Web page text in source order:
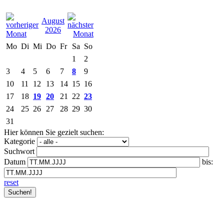
August
2026
Mo Di Mi Do Fr Sa So
1
2
3
4 5 6 7 8
9
10
11 12 13 14 15 16
17
18 19 20 21 22 23
24
25 26 27 28 29 30
31
Hier können Sie gezielt suchen:
Kategorie
Suchwort
Datum
bis:
reset